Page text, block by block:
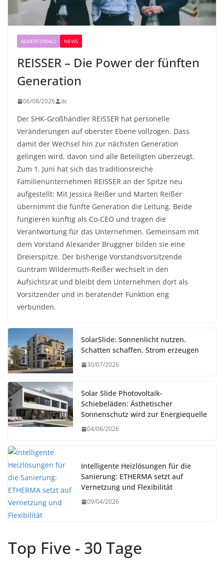
ADVERTORIALS NEWS
REISSER – Die Power der fünften
Generation
06/08/2026 dc
Der SHK-Großhändler REISSER hat personelle
Veränderungen auf oberster Ebene vollzogen. Dass
damit der Wechsel hin zur nächsten Generation
gelingen wird, davon sind alle Beteiligten überzeugt.
Zum 1. Juni hat sich das traditionsreiche
Familienunternehmen REISSER an der Spitze neu
aufgestellt: Mit Jessica Reißer und Marten Reißer
übernimmt die fünfte Generation die Leitung. Beide
fungieren künftig als Co-CEO und tragen die
Verantwortung für das Unternehmen. Gemeinsam mit
dem Vorstand Alexander Bruggner bilden sie eine
Dreierspitze. Der bisherige Vorstandsvorsitzende
Guntram Wildermuth-Reißer wechselt in den
Aufsichtsrat und bleibt dem Unternehmen dort als
Vorsitzender und in beratender Funktion eng
verbunden.
SolarSlide: Sonnenlicht nutzen.
Schatten schaffen. Strom erzeugen
30/07/2026
Solar Slide Photovoltaik-
Schiebeläden: Ästhetischer
Sonnenschutz wird zur Energiequelle
04/06/2026
Intelligente Heizlösungen für die
Sanierung: ETHERMA setzt auf
Vernetzung und Flexibilität
09/04/2026
Top Five - 30 Tage